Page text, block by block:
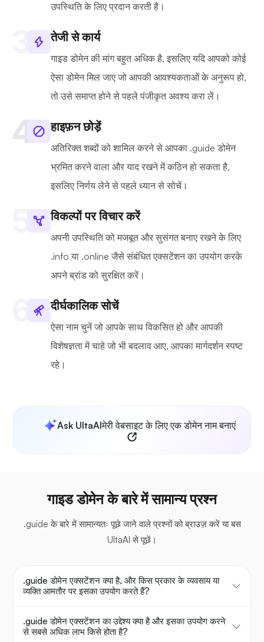
उपस्थिति के लिए प्रदान करती है।
तेजी से कार्य
गाइड डोमेन की मांग बहुत अधिक है, इसलिए यदि आपको कोई
ऐसा डोमेन मिल जाए जो आपकी आवश्यकताओं के अनुरूप हो,
तो उसे समाप्त होने से पहले पंजीकृत अवश्य करा लें।
हाइफ़न छोड़ें
अतिरिक्त शब्दों को शामिल करने से आपका .guide डोमेन
भ्रमित करने वाला और याद रखने में कठिन हो सकता है,
इसलिए निर्णय लेने से पहले ध्यान से सोचें।
विकल्पों पर विचार करें
अपनी उपस्थिति को मजबूत और सुसंगत बनाए रखने के लिए
.info या .online जैसे संबंधित एक्सटेंशन का उपयोग करके
अपने ब्रांड को सुरक्षित करें।
दीर्घकालिक सोचें
ऐसा नाम चुनें जो आपके साथ विकसित हो और आपकी
विशेषज्ञता में चाहे जो भी बदलाव आए, आपका मार्गदर्शन स्पष्ट
रहे।
Ask UltaAIमेरी वेबसाइट के लिए एक डोमेन नाम बनाएं
गाइड डोमेन के बारे में सामान्य प्रश्न
.guide के बारे में सामान्यतः पूछे जाने वाले प्रश्नों को ब्राउज़ करें या बस
UltaAI से पूछें।
.guide डोमेन एक्सटेंशन क्या है, और किस प्रकार के व्यवसाय या
व्यक्ति आमतौर पर इसका उपयोग करते हैं?
.guide डोमेन एक्सटेंशन का उद्देश्य क्या है और इसका उपयोग करने
से सबसे अधिक लाभ किसे होता है?